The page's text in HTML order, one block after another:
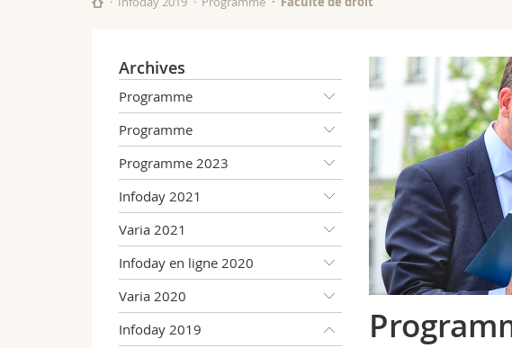
Archives
Programme
Programme
Programme 2023
Infoday 2021
Varia 2021
Infoday en ligne 2020
Varia 2020
Infoday 2019